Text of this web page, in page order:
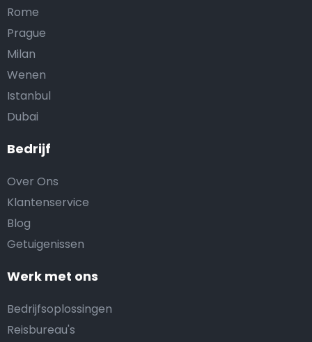
Bedrijf
Over Ons
Klantenservice
Blog
Getuigenissen
Werk met ons
Bedrijfsoplossingen
Reisbureau's
Rome
Prague
Milan
Wenen
Istanbul
Dubai